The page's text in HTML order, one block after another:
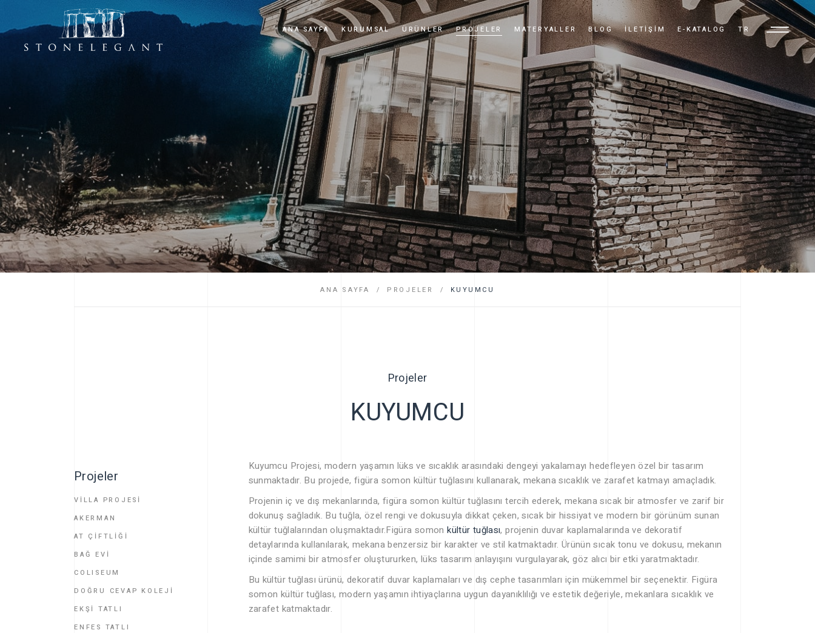
ANA SAYFA KURUMSAL
Hikayemiz
Değerlerimiz
Kalite Politikamız
Uygulamalar
Sertifikalar
Haberler ve Etkinlikler
Bayilik
Videolar
ÜRÜNLER
Kültür Taşı
Kültür Tuğlası
PROJELER MATERYALLER BLOG İLETIŞIM E-KATALOG TR
TR
EN
AR
ANA SAYFA PROJELER KUYUMCU
Projeler
KUYUMCU
Projeler
VİLLA PROJESİ
AKERMAN
AT ÇİFTLİĞİ
BAĞ EVİ
COLISEUM
DOĞRU CEVAP KOLEJİ
EKŞİ TATLI
ENFES TATLI
Kuyumcu Projesi, modern yaşamın lüks ve sıcaklık arasındaki dengeyi yakalamayı hedefleyen özel bir tasarım
sunmaktadır. Bu projede, figüra somon kültür tuğlasını kullanarak, mekana sıcaklık ve zarafet katmayı amaçladık.
Projenin iç ve dış mekanlarında, figüra somon kültür tuğlasını tercih ederek, mekana sıcak bir atmosfer ve zarif bir
dokunuş sağladık. Bu tuğla, özel rengi ve dokusuyla dikkat çeken, sıcak bir hissiyat ve modern bir görünüm sunan
kültür tuğlalarından oluşmaktadır.Figüra somonkültür tuğlası, projenin duvar kaplamalarında ve dekoratif
detaylarında kullanılarak, mekana benzersiz bir karakter ve stil katmaktadır. Ürünün sıcak tonu ve dokusu, mekanın
içinde samimi bir atmosfer oluştururken, lüks tasarım anlayışını vurgulayarak, göz alıcı bir etki yaratmaktadır.
Bu kültür tuğlası ürünü, dekoratif duvar kaplamaları ve dış cephe tasarımları için mükemmel bir seçenektir. Figüra
somon kültür tuğlası, modern yaşamın ihtiyaçlarına uygun dayanıklılığı ve estetik değeriyle, mekanlara sıcaklık ve
zarafet katmaktadır.